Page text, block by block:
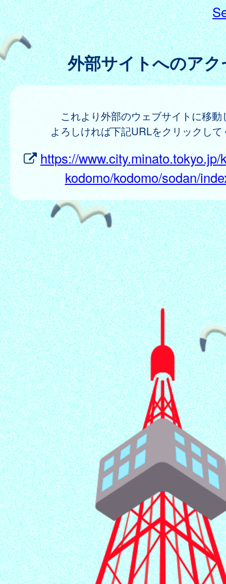
外部サイトへのア
これより外部のウェブサイトに移動
よろしければ下記URLをクリックし
https://
kodomo/kodomo/sodan/